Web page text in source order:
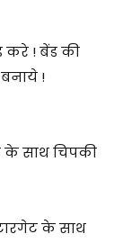
करे ! बेंड की
!
के साथ चिपकी
के साथ